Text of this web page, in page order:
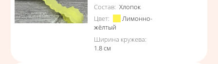
Состав: Хлопок
Цвет:
Лимонно-
жёлтый
Ширина кружева:
1.8см